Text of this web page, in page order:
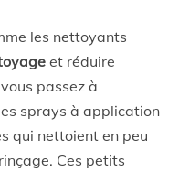
les nettoyants
et réduire
passez à
sprays à application
qui nettoient en peu
Ces petits